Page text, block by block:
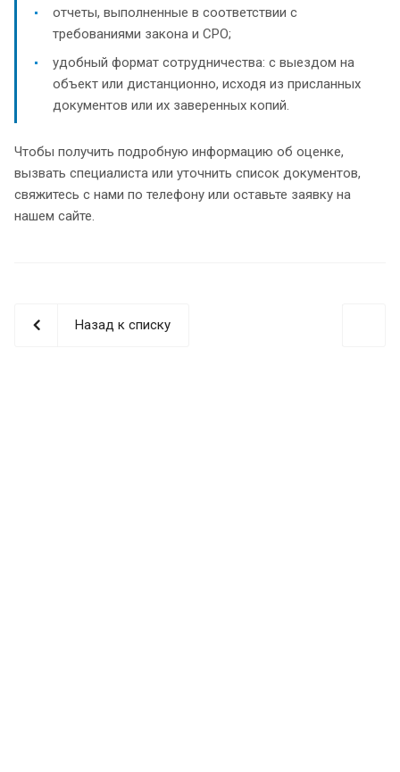
отчеты, выполненные в соответствии с
требованиями закона и СРО;
удобный формат сотрудничества: с выездом на
объект или дистанционно, исходя из присланных
документов или их заверенных копий.
Чтобы получить подробную информацию об оценке,
вызвать специалиста или уточнить список документов,
свяжитесь с нами по телефону или оставьте заявку на
нашем сайте.
Назад к списку